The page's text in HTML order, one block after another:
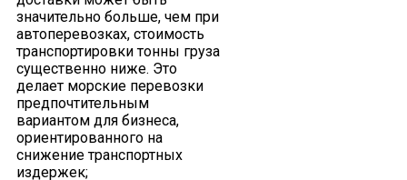
значительно больше, чем при
автоперевозках, стоимость
транспортировки тонны груза
существенно ниже. Это
делает морские перевозки
предпочтительным
вариантом для бизнеса,
ориентированного на
снижение транспортных
издержек;